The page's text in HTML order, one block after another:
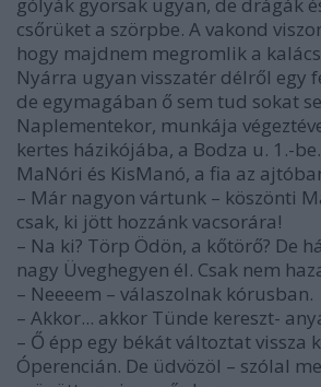
gólyák gyorsak ugyan, de drágák
csőrüket a szörpbe. A vakond
hogy majdnem meg­romlik a
Nyárra ugyan visszatér délről egy
de egymagában ő sem tud sokat
Naplementekor, munkája
kertes házikójába, a Bodza u. 1.-
MaNóri és KisManó, a fia az
– Már nagyon vártunk – kö­szönti
csak, ki jött hozzánk vacsorára!
– Na ki? Törp Ödön, a kőtörő? De
nagy Üveghegyen él. Csak nem
– Neeeem – válaszolnak kórusban.
– Akkor... akkor Tünde kereszt-
– Ő épp egy békát változtat vissza
Óperencián. De üdvözöl – szólal